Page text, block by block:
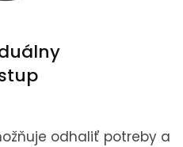
odhaliť potreby a